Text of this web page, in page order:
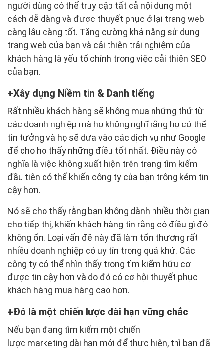
người dùng có thể truy cập tất cả nội dung một
cách dễ dàng và được thuyết phục ở lại trang web
càng lâu càng tốt. Tăng cường khả năng sử dụng
trang web của bạn và cải thiện trải nghiệm của
khách hàng là yếu tố chính trong việc cải thiện SEO
của bạn.
Xây dựng Niềm tin & Danh tiếng
Rất nhiều khách hàng sẽ không mua những thứ từ
các doanh nghiệp mà họ không nghĩ rằng họ có thể
tin tưởng và họ sẽ dựa vào các dịch vụ như Google
để cho họ thấy những điều tốt nhất. Điều này có
nghĩa là việc không xuất hiện trên trang tìm kiếm
đầu tiên có thể khiến công ty của bạn trông kém tin
cậy hơn.
Nó sẽ cho thấy rằng bạn không dành nhiều thời gian
cho tiếp thị, khiến khách hàng tin rằng có điều gì đó
không ổn. Loại vấn đề này đã làm tổn thương rất
nhiều doanh nghiệp có uy tín trong quá khứ. Các
công ty có thể nhìn thấy trong tìm kiếm hữu cơ
được tin cậy hơn và do đó có cơ hội thuyết phục
khách hàng mua hàng cao hơn.
Đó là một chiến lược dài hạn vững chắc
Nếu bạn đang tìm kiếm một chiến
lược marketing dài hạn mới để thực hiện, thì bạn đã